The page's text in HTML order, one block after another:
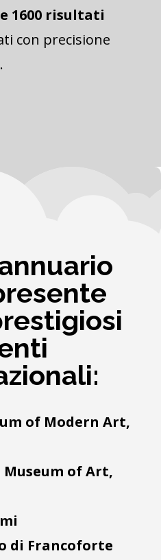
1600 risultati
con precisione
of Modern Art,
of Art,
di Francoforte